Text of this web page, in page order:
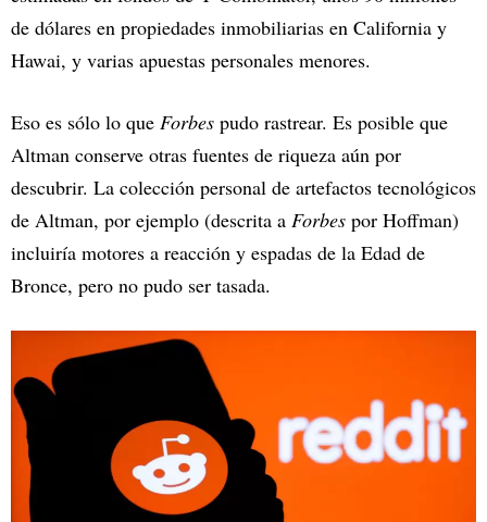
de dólares en propiedades inmobiliarias en California y
Hawai, y varias apuestas personales menores.
Eso es sólo lo que Forbes pudo rastrear. Es posible que
Altman conserve otras fuentes de riqueza aún por
descubrir. La colección personal de artefactos tecnológicos
de Altman, por ejemplo (descrita a Forbes por Hoffman)
incluiría motores a reacción y espadas de la Edad de
Bronce, pero no pudo ser tasada.